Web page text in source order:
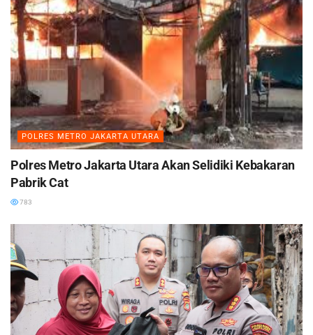
POLRES METRO JAKARTA UTARA
Polres Metro Jakarta Utara Akan Selidiki Kebakaran
Pabrik Cat
783